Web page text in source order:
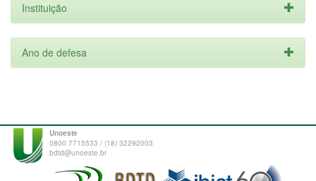
Instituição
Ano de defesa
Unoeste
0800 7715533 / (18) 32292003
bdtd@unoeste.br